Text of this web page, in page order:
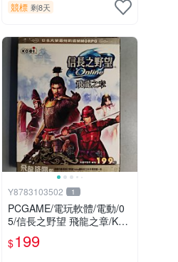
競標 剩8天
Y8783103502 1
PCGAME/電玩軟體/電動/0
5/信長之野望 飛龍之章/KOE
I 光榮/非大宇/非軟體世界/非
宇峻(競標品/下標前請細讀
$199